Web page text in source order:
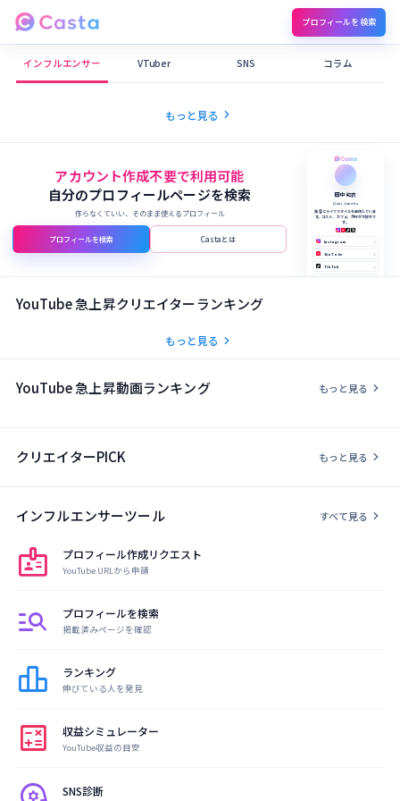
プロフィールを検索
Castaメディア
インフルエンサー VTuber SNS コラム
もっと見る chevron_right
アカウント作成不要で利用可能
自分のプロフィールページを検索
作らなくていい、そのまま使えるプロフィール
プロフィールを検索 Castaとは
田中 結衣
@yui_tanaka
美容とライフスタイルを発信していま
す。コスメ、カフェ、旅行が大好きで
す。
Instagram ›
YouTube ›
TikTok ›
YouTube 急上昇クリエイターランキング
もっと見る chevron_right
YouTube 急上昇動画ランキング もっと見る chevron_right
クリエイターPICK もっと見る chevron_right
インフルエンサーツール すべて見る chevron_right
badge プロフィール作成リクエスト
YouTube URLから申請
manage_search プロフィールを検索
掲載済みページを確認
leaderboard ランキング
伸びている人を発見
calculate 収益シミュレーター
YouTube収益の目安
SNS診断